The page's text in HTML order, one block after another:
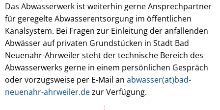
Das Abwasserwerk ist weiterhin gerne Ansprechpartner
für geregelte Abwasserentsorgung im öffentlichen
Kanalsystem. Bei Fragen zur Einleitung der anfallenden
Abwässer auf privaten Grundstücken in Stadt Bad
Neuenahr-Ahrweiler steht der technische Bereich des
Abwasserwerks gerne in einem persönlichen Gespräch
oder vorzugsweise per E-Mail an abwasser(at)bad-
neuenahr-ahrweiler.dezur Verfügung.